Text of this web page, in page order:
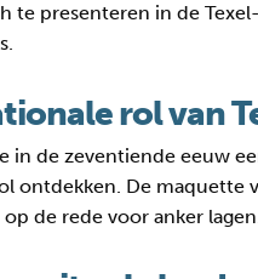
te presenteren in de
rol van
in de zeventiende eeuw
ontdekken. De maquette
de rede voor anker